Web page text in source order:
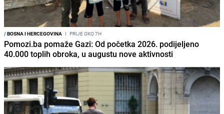
/BOSNA I HERCEGOVINA I PRIJE OKO 7H
Pomozi.ba pomaže Gazi: Od početka 2026. podijeljeno
40.000 toplih obroka, u augustu nove aktivnosti